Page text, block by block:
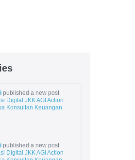
published a new post
Digital JKK AGI Action
Konsultan Keuangan
published a new post
Digital JKK AGI Action